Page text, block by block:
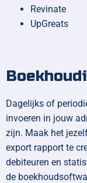
Revinate
UpGreats
Dagelijks of
invoeren in jouw
zijn. Maak het
export rapport te
debiteuren en
de